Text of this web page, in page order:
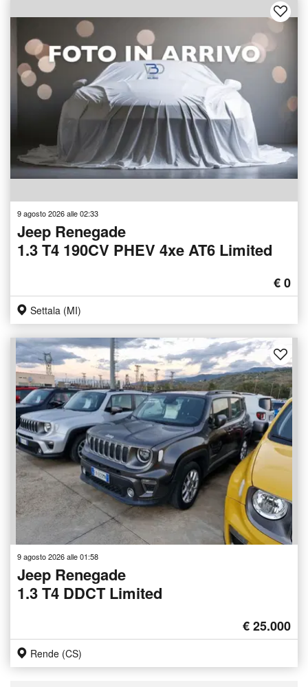
9 agosto 2026 alle 02:33
Jeep Renegade
1.3 T4 190CV PHEV 4xe AT6 Limited
€ 0
Settala (MI)
9 agosto 2026 alle 01:58
Jeep Renegade
1.3 T4 DDCT Limited
€ 25.000
Rende (CS)